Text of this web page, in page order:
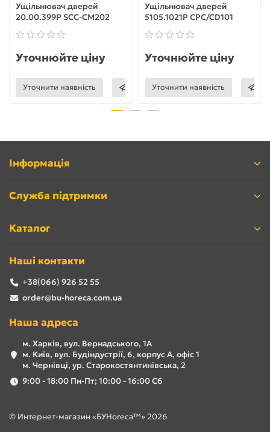
Ущільнювач дверей
20.00.399Р SCC-СМ202
Уточнюйте ціну
Уточнити наявність
Ущільнювач дверей
5105.1021Р CPC/CD101
Уточнюйте ціну
Уточнити наявність
Інформація
Служба підтримки
Каталог
Наші контакти
+38(066) 926 52 55
order@bu-horeca.com.ua
Наша адреса
м. Харків, вул. Вернадського, 1А
м. Київ, вул. Будіндустрії, 6, корпус А, офіс 1
м. Чернівці, ур. Старокостянтинівська, 2
9:00 - 18:00 Пн-Пт; 10:00 - 16:00 Сб
© Интернет-магазин «БУHoreca™» 2026